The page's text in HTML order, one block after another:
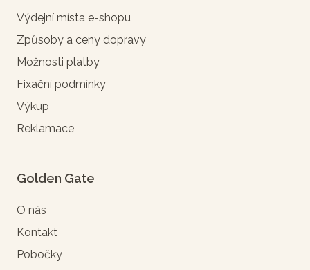
Výdejní místa e-shopu
Způsoby a ceny dopravy
Možnosti platby
Fixační podmínky
Výkup
Reklamace
Golden Gate
O nás
Kontakt
Pobočky